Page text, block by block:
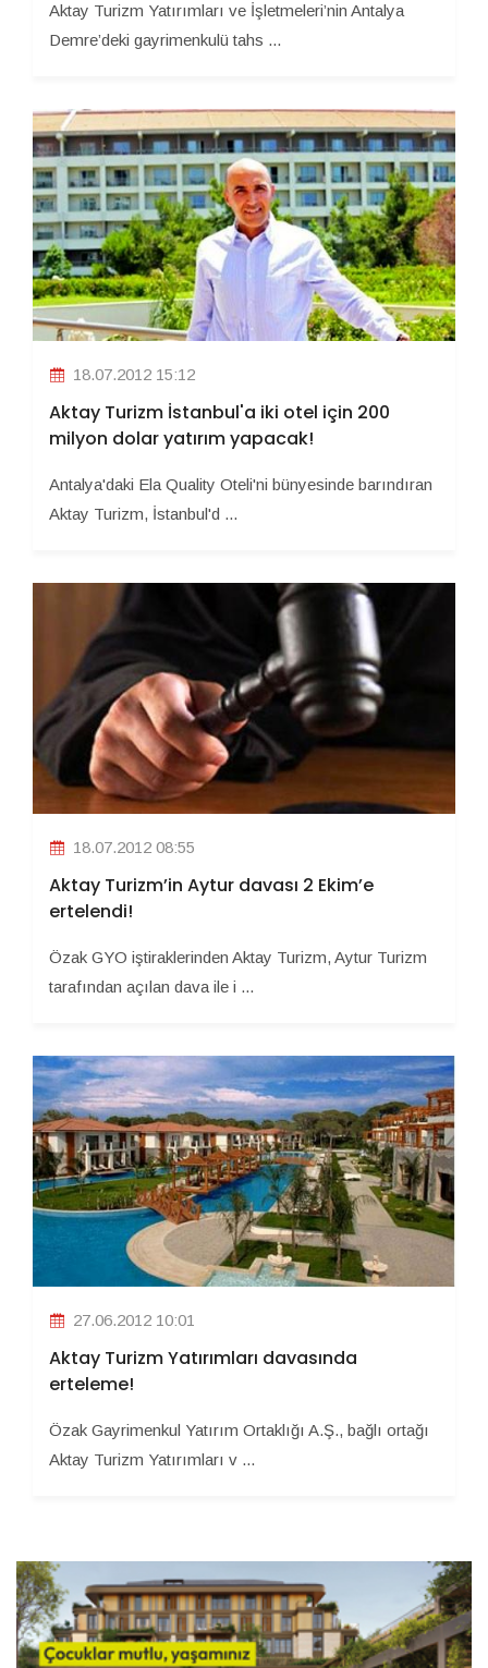
Aktay Turizm Yatırımları ve İşletmeleri’nin Antalya
Demre’deki gayrimenkulü tahs ...
18.07.2012 15:12
Aktay Turizm İstanbul'a iki otel için 200
milyon dolar yatırım yapacak!
Antalya'daki Ela Quality Oteli'ni bünyesinde barındıran
Aktay Turizm, İstanbul'd ...
18.07.2012 08:55
Aktay Turizm’in Aytur davası 2 Ekim’e
ertelendi!
Özak GYO iştiraklerinden Aktay Turizm, Aytur Turizm
tarafından açılan dava ile i ...
27.06.2012 10:01
Aktay Turizm Yatırımları davasında
erteleme!
Özak Gayrimenkul Yatırım Ortaklığı A.Ş., bağlı ortağı
Aktay Turizm Yatırımları v ...